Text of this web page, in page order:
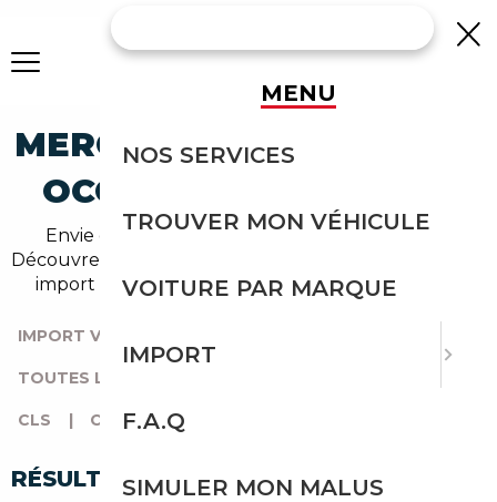
MERCEDES-BENZ CLS-250
OCCASION EN IMPORT
Envie d'acheter une cls-250 au meilleur prix ?
Découvrez un grand choix d'annonces disponibles en
import avec l'accompagnement Courtage Auto.
IMPORT VOITURE
TOUTES LES OCCASIONS
CLS | CLS-250
RÉSULTATS DE VOTRE RECHERCHE
MENU
NOS SERVICES
TROUVER MON VÉHICULE
VOITURE PAR MARQUE
IMPORT
F.A.Q
SIMULER MON MALUS